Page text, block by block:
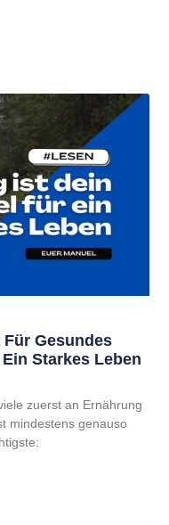
Gesundes
Starkes Leben
zuerst an Ernährung
mindestens genauso